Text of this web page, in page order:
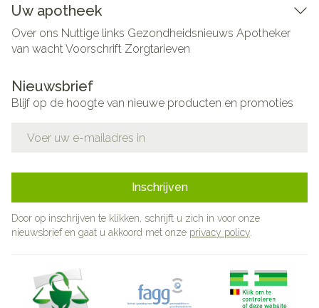
Uw apotheek
Over ons Nuttige links Gezondheidsnieuws Apotheker
van wachtVoorschrift Zorgtarieven
Nieuwsbrief
Blijf op de hoogte van nieuwe producten en promoties
Inschrijven
Door op inschrijven te klikken, schrijft u zich in voor onze
nieuwsbrief en gaat u akkoord met onze privacy policy